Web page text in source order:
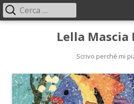
Lella Mascia
Scrivo perché mi
Menu
principale
Ricerca
per: